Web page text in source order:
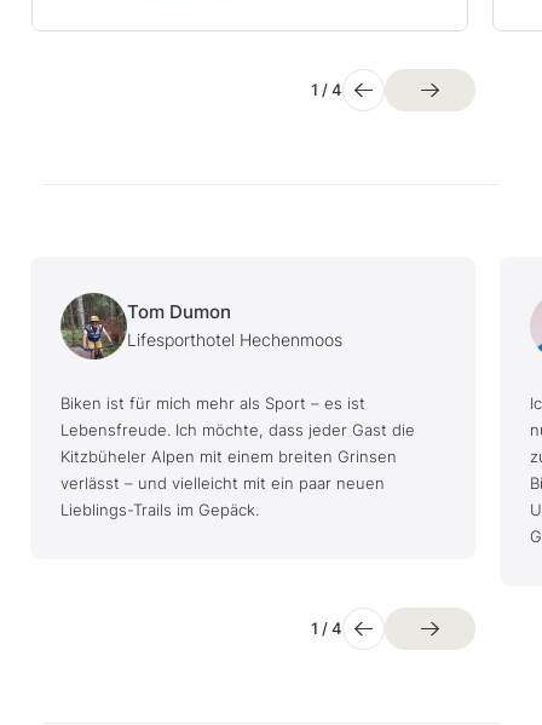
1 /4
Tom Dumon
Lifesporthotel Hechenmoos
Biken ist für mich mehr als Sport – es ist
Lebensfreude. Ich möchte, dass jeder Gast die
Kitzbüheler Alpen mit einem breiten Grinsen
verlässt – und vielleicht mit ein paar neuen
Lieblings-Trails im Gepäck.
1 /4